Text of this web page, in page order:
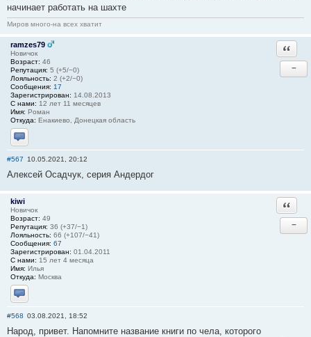
начинает работать на шахте
Миров много-на всех хватит
ramzes79
Новичок
Возраст: 46
Репутация: 5 (+5/−0)
Лояльность: 2 (+2/−0)
Сообщения: 17
Зарегистрирован: 14.08.2013
С нами: 12 лет 11 месяцев
Имя: Роман
Откуда: Енакиево, Донецкая область
Отправить личное сообщение
−
#567 10.05.2021, 20:12
Алексей Осадчук, серия Андердог
kiwi
Новичок
Возраст: 49
Репутация: 36 (+37/−1)
Лояльность: 66 (+107/−41)
Сообщения: 67
Зарегистрирован: 01.04.2011
С нами: 15 лет 4 месяца
Имя: Илья
Откуда: Москва
Отправить личное сообщение
−
#568 03.08.2021, 18:52
Народ, привет. Напомните название книги по чела, которого